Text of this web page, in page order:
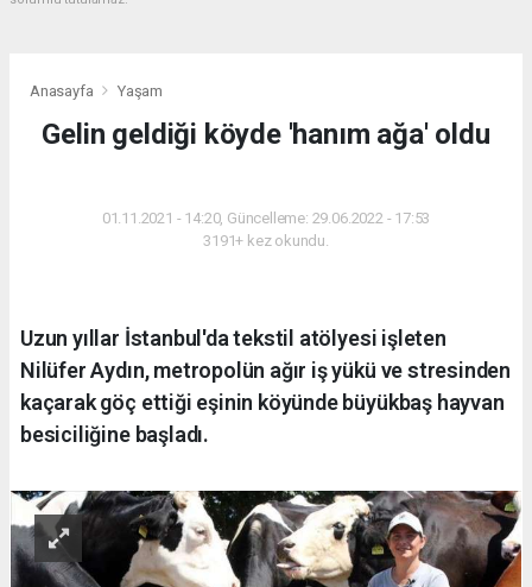
Anasayfa Yaşam
Gelin geldiği köyde 'hanım ağa' oldu
01.11.2021 - 14:20, Güncelleme: 29.06.2022 - 17:53
3191+ kez okundu.
Uzun yıllar İstanbul'da tekstil atölyesi işleten
Nilüfer Aydın, metropolün ağır iş yükü ve stresinden
kaçarak göç ettiği eşinin köyünde büyükbaş hayvan
besiciliğine başladı.